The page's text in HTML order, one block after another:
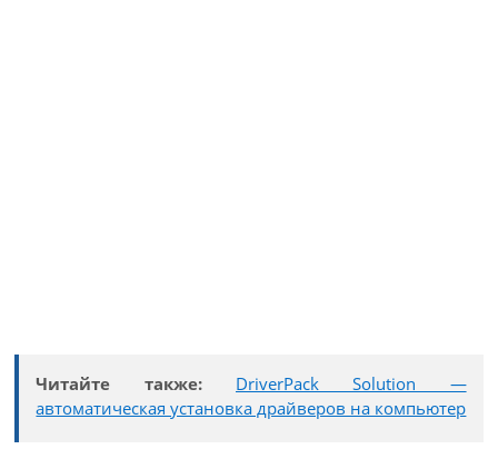
Читайте также:
DriverPack Solution —
автоматическая установка драйверов на компьютер